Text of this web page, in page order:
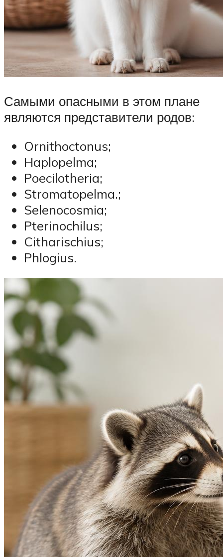
Самыми опасными в этом плане
являются представители родов:
Ornithoctonus;
Haplopelma;
Poecilotheria;
Stromatopelma.;
Selenocosmia;
Pterinochilus;
Citharischius;
Phlogius.